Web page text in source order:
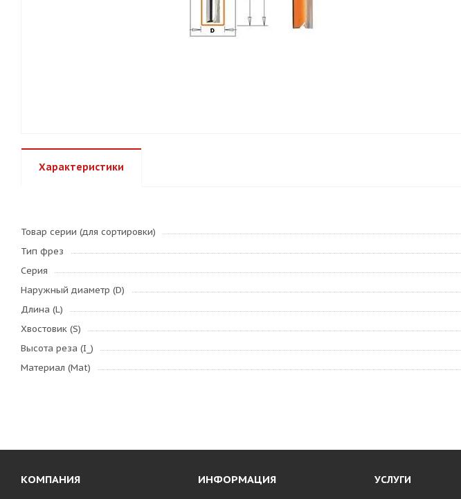
Характеристики
Товар серии (для сортировки)
Тип фрез
Серия
Наружный диаметр (D)
Длина (L)
Хвостовик (S)
Высота реза (I_)
Материал (Mat)
КОМПАНИЯ ИНФОРМАЦИЯ
УСЛУГИ